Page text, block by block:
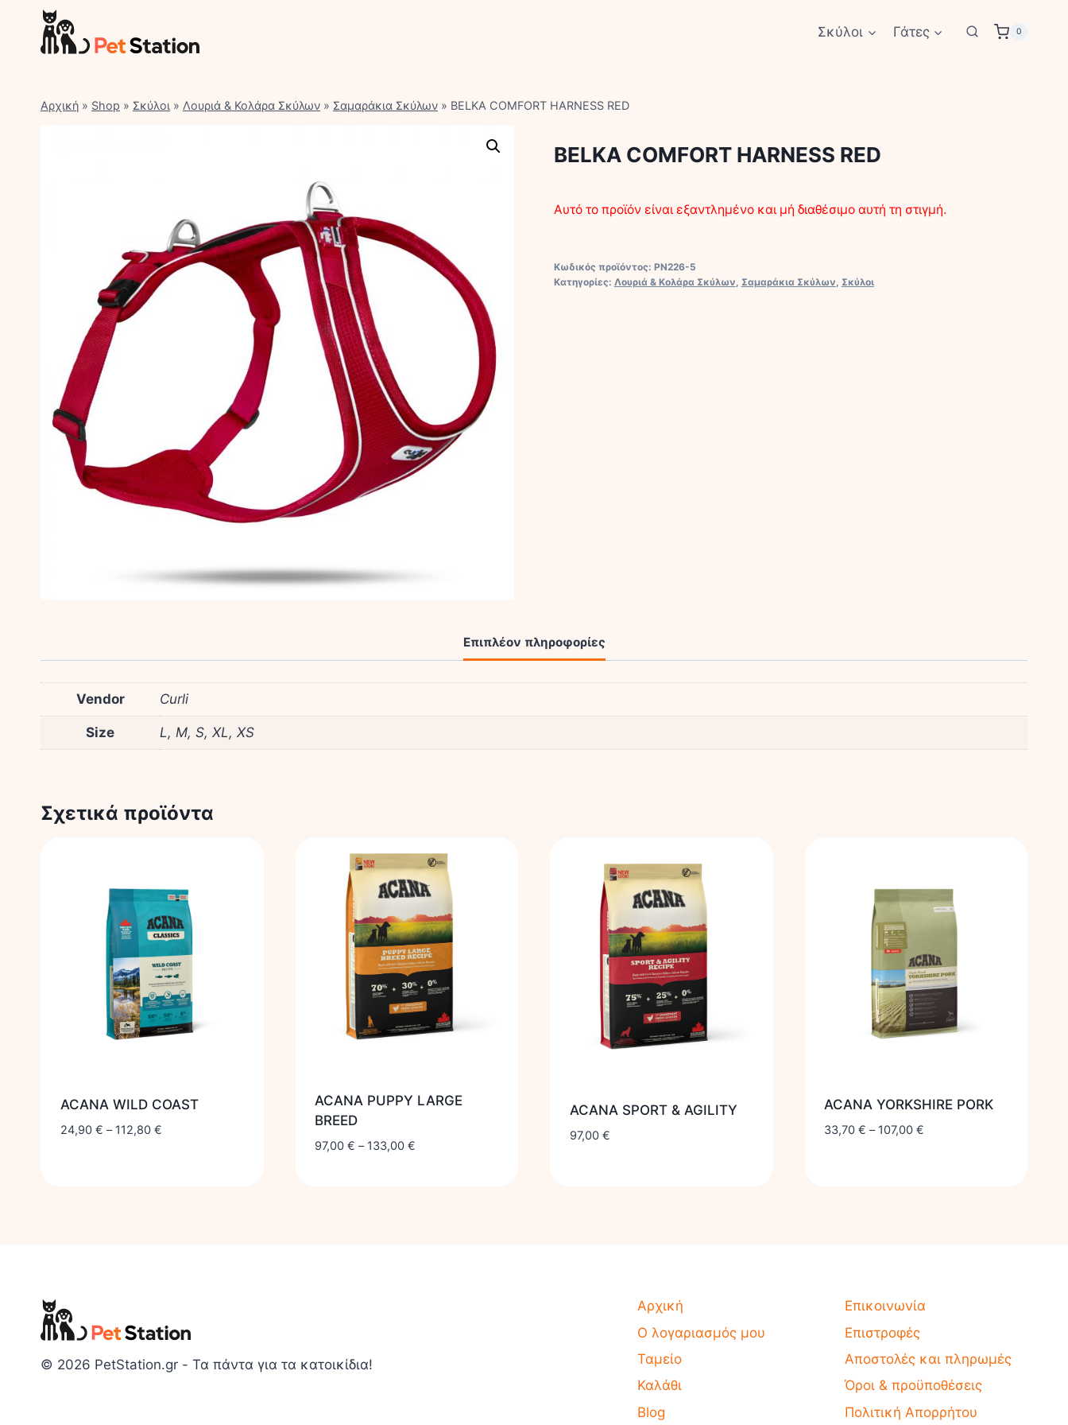
content
Σκύλοι Γάτες 0
Αρχική » Shop » Σκύλοι » Λουριά & Κολάρα Σκύλων » Σαμαράκια Σκύλων » BELKA COMFORT HARNESS RED
BELKA COMFORT HARNESS RED
Αυτό το προϊόν είναι εξαντλημένο και μή διαθέσιμο αυτή τη στιγμή.
Κωδικός προϊόντος: PN226-5
Κατηγορίες: Λουριά & Κολάρα Σκύλων Σαμαράκια Σκύλων Σκύλοι
Επιπλέον πληροφορίες
Vendor Curli
Size L, M, S, XL, XS
Σχετικά προϊόντα
ACANA WILD COAST
24,90 € – 112,80 €
ACANA PUPPY LARGE
BREED
97,00 € – 133,00 €
ACANA SPORT & AGILITY
97,00 €
ACANA YORKSHIRE PORK
33,70 € – 107,00 €
© 2026 PetStation.gr - Τα πάντα για τα κατοικίδια!
Αρχική
Ο λογαριασμός μου
Ταμείο
Καλάθι
Blog
Επικοινωνία
Επιστροφές
Αποστολές και πληρωμές
Όροι & προϋποθέσεις
Πολιτική Απορρήτου